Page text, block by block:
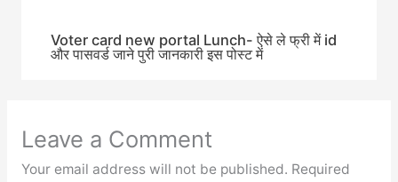
Voter card new portal Lunch- ऐसे ले फ्री में id
और पासवर्ड जाने पुरी जानकारी इस पोस्ट में
Leave a Comment
Your email address will not be published. Required